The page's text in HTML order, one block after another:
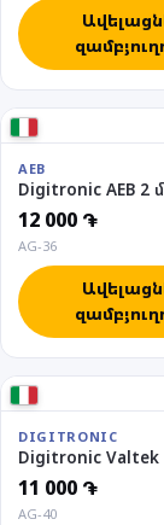
AEB
Digitronic AEB 2
12 000 ֏
AG-36
DIGITRONIC
Digitronic Valtek
11 000 ֏
AG-40